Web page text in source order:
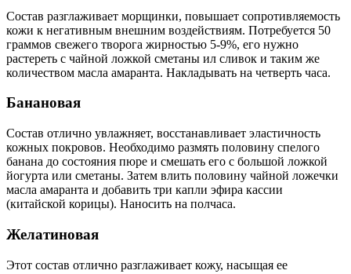
Состав разглаживает морщинки, повышает сопротивляемость
кожи к негативным внешним воздействиям. Потребуется 50
граммов свежего творога жирностью 5-9%, его нужно
растереть с чайной ложкой сметаны ил сливок и таким же
количеством масла амаранта. Накладывать на четверть часа.
Банановая
Состав отлично увлажняет, восстанавливает эластичность
кожных покровов. Необходимо размять половину спелого
банана до состояния пюре и смешать его с большой ложкой
йогурта или сметаны. Затем влить половину чайной ложечки
масла амаранта и добавить три капли эфира кассии
(китайской корицы). Наносить на полчаса.
Желатиновая
Этот состав отлично разглаживает кожу, насыщая ее